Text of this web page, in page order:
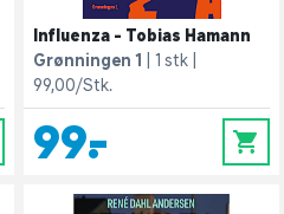
Influenza - Tobias Hamann
Grønningen 1
1 stk
99,00/Stk.
99,- 0